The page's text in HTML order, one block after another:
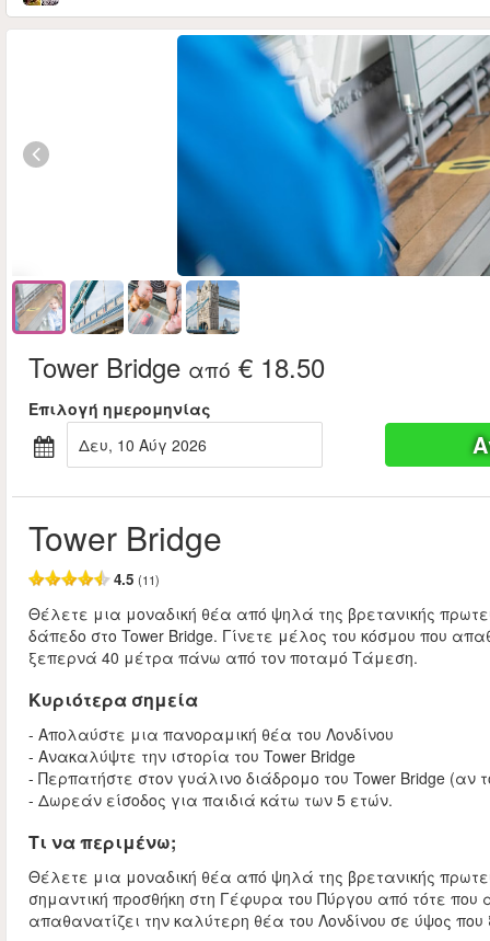
Tower Bridge από € 18.50
Επιλογή ημερομηνίας
Δευ, 10 Αύγ 2026
Tower Bridge
4.5 (11)
Θέλετε μια μοναδική θέα από ψηλά της βρετανικής
δάπεδο στο Tower Bridge. Γίνετε μέλος του κόσμου που
ξεπερνά 40 μέτρα πάνω από τον ποταμό Τάμεση.
Κυριότερα σημεία
- Απολαύστε μια πανοραμική θέα του Λονδίνου
- Ανακαλύψτε την ιστορία του Tower Bridge
- Περπατήστε στον γυάλινο διάδρομο του Tower Bridge (αν
- Δωρεάν είσοδος για παιδιά κάτω των 5 ετών.
Τι να περιμένω;
Θέλετε μια μοναδική θέα από ψηλά της βρετανικής
σημαντική προσθήκη στη Γέφυρα του Πύργου από τότε
απαθανατίζει την καλύτερη θέα του Λονδίνου σε ύψος